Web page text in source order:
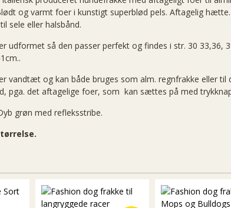
og varmt foer i kunstigt superblød pels. Aftagelig
sele eller halsbånd.
udformet så den passer perfekt og findes i str. 30 33,36,
vandtæt og kan både bruges som alm. regnfrakke eller til
pga. det aftagelige foer, som kan sættes på med
grøn med refleksstribe.
ØKO ØKO